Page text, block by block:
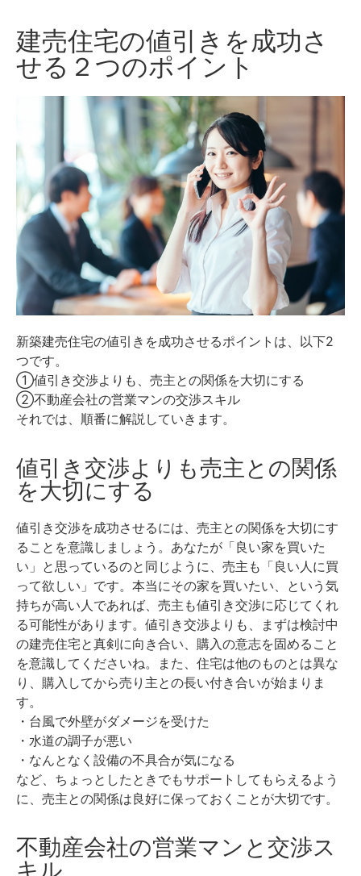
建売住宅の値引きを成功さ
せる２つのポイント
新築建売住宅の値引きを成功させるポイントは、以下2
つです。
①値引き交渉よりも、売主との関係を大切にする
②不動産会社の営業マンの交渉スキル
それでは、順番に解説していきます。
値引き交渉よりも売主との関係
を大切にする
値引き交渉を成功させるには、売主との関係を大切にす
ることを意識しましょう。 あなたが「良い家を買いた
い」と思っているのと同じように、売主も「良い人に買
って欲しい」です。 本当にその家を買いたい、という気
持ちが高い人であれば、売主も値引き交渉に応じてくれ
る可能性があります。値引き交渉よりも、まずは検討中
の建売住宅と真剣に向き合い、購入の意志を固めること
を意識してくださいね。
また、住宅は他のものとは異な
り、購入してから売り主との長い付き合いが始まりま
す。
・台風で外壁がダメージを受けた
・水道の調子が悪い
・なんとなく設備の不具合が気になる
など、ちょっとしたときでもサポートしてもらえるよう
に、売主との関係は良好に保っておくことが大切です。
不動産会社の営業マンと交渉ス
キル